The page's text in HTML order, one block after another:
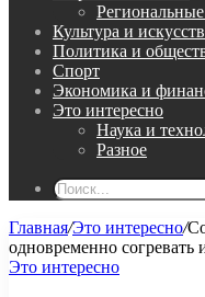
Культура и
Политика и
Спорт
Экономика и
Это интересно
Наука и
Разное
Главная/Это интересно/
одновременно согревать
Это интересно